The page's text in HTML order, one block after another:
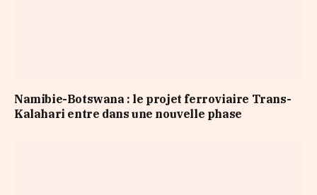
Namibie-Botswana : le projet ferroviaire Trans-
Kalahari entre dans une nouvelle phase